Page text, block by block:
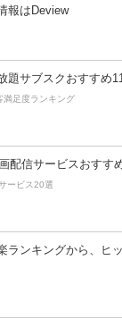
報はDeview
題サブスクおすすめ
満足度ランキング
配信サービスおすす
ービス20選
ランキングから、ヒ